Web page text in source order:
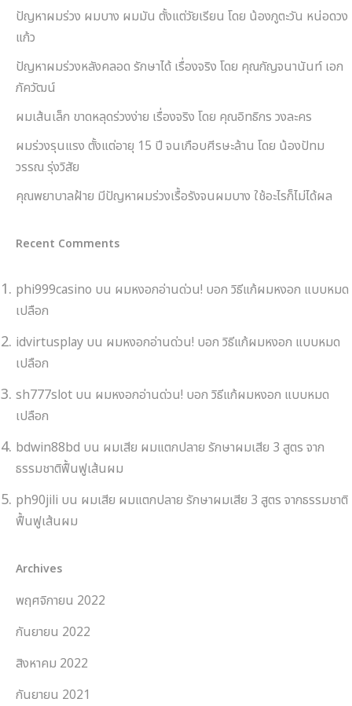
ปัญหาผมร่วง ผมบาง ผมมัน ตั้งแต่วัยเรียน โดย น้องภูตะวัน หน่อดวง
แก้ว
ปัญหาผมร่วงหลังคลอด รักษาได้ เรื่องจริง โดย คุณกัญจนานันท์ เอก
ภัควัฒน์
ผมเส้นเล็ก ขาดหลุดร่วงง่าย เรื่องจริง โดย คุณอิทธิกร วงละคร
ผมร่วงรุนแรง ตั้งแต่อายุ 15 ปี จนเกือบศีรษะล้าน โดย น้องปัทม
วรรณ รุ่งวิสัย
คุณพยาบาลฝ้าย มีปัญหาผมร่วงเรื้อรังจนผมบาง ใช้อะไรก็ไม่ได้ผล
Recent Comments
phi999casino บน ผมหงอกอ่านด่วน! บอก วิธีแก้ผมหงอก แบบหมด
เปลือก
idvirtusplay บน ผมหงอกอ่านด่วน! บอก วิธีแก้ผมหงอก แบบหมด
เปลือก
sh777slot บน ผมหงอกอ่านด่วน! บอก วิธีแก้ผมหงอก แบบหมด
เปลือก
bdwin88bd บน ผมเสีย ผมแตกปลาย รักษาผมเสีย 3 สูตร จาก
ธรรมชาติฟื้นฟูเส้นผม
ph90jili บน ผมเสีย ผมแตกปลาย รักษาผมเสีย 3 สูตร จากธรรมชาติ
ฟื้นฟูเส้นผม
Archives
พฤศจิกายน 2022
กันยายน 2022
สิงหาคม 2022
กันยายน 2021